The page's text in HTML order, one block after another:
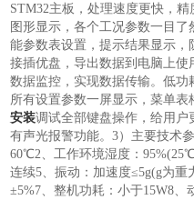
STM32主板，处理速度更快，精
图形显示，各个工况参数一目
能参数表设置，提示结果显示，
接插优盘，导出数据到电脑上使
数据监控，实现数据传输。低功
所有设置参数一屏显示，菜单
安装调试全部键盘操作，给用
有声光报警功能。3）主要技术
60℃2、工作环境湿度：
连续5、振动：加速度≤5g(g为
±5%7、整机功耗：小于15W8、